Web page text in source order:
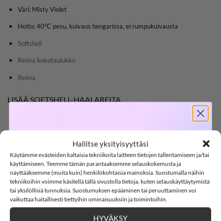
Hallitse yksityisyyttäsi
Käytämme evästeiden kaltaisia tekniikoita laitteen tietojen tallentamiseen ja/tai
käyttämiseen. Teemme tämän parantaaksemme selauskokemusta ja
näyttääksemme (muita kuin) henkilökohtaisia mainoksia. Suostumalla näihin
tekniikoihin voimme käsitellä tällä sivustolla tietoja, kuten selauskäyttäytymistä
tai yksilöllisiä tunnuksia. Suostumuksen epääminen tai peruuttaminen voi
vaikuttaa haitallisesti tiettyihin ominaisuuksiin ja toimintoihin.
HYVÄKSY
Väri: Misty Violet
Hoito: 40°C pesu, kuivaus hengarissa, ei rumpukuivausta
Softshell
Reima kokotaulukko
Reima
LISÄÄ SOFTSHELL-HAALAREITA
SUOSIKKEIHIN
54,99€
NAME IT NMFALFA08
SOFTSHELL
-15%
15% ALENNUS KOODILLA:SOFTSHELL15
Countdown ends in:
: 39